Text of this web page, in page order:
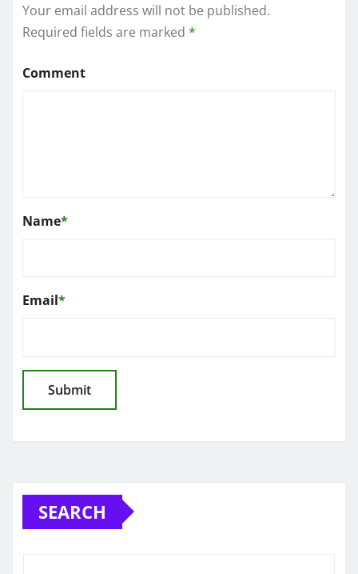
Your email address will not be published.
Required fields are marked *
Comment
Name*
Email*
SEARCH